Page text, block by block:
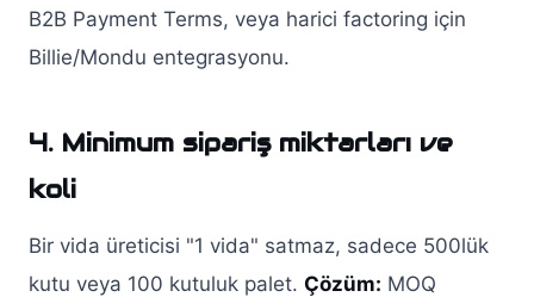
B2B Payment Terms, veya harici factoring için
Billie/Mondu entegrasyonu.
4. Minimum sipariş miktarları ve
koli
Bir vida üreticisi "1 vida" satmaz, sadece 500lük
kutu veya 100 kutuluk palet. Çözüm: MOQ